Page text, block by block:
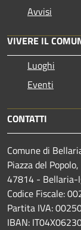
Avvisi
VIVERE IL
Luoghi
Eventi
CONTATTI
Comune di
Piazza del
47814 - Bellaria-
Codice Fiscale:
Partita IVA:
IBAN: